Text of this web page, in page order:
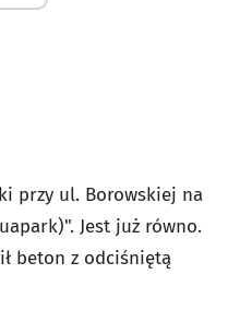
przy ul. Borowskiej na
Jest już równo.
beton z odciśniętą